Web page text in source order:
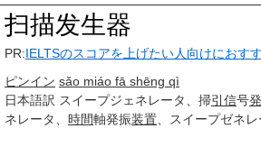
扫描发生器
PR:IELTSのスコアを上げたい人向けにおす
ピンイン sǎo miáo fā shēng qì
日本語訳 スイープジェネレータ、掃引信号
ネレータ、 時間軸発振装置 、スイープゼネレ